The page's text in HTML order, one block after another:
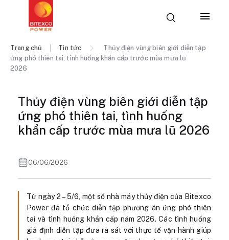
Trang chủ Tin tức
Thủy điện vùng biên giới diễn tập
ứng phó thiên tai, tình huống khẩn cấp trước mùa mưa lũ
2026
Thủy điện vùng biên giới diễn tập
ứng phó thiên tai, tình huống
khẩn cấp trước mùa mưa lũ 2026
06/06/2026
Từ ngày 2 – 5/6, một số nhà máy thủy điện của Bitexco
Power đã tổ chức diễn tập phương án ứng phó thiên
tai và tình huống khẩn cấp năm 2026. Các tình huống
giả định diễn tập đưa ra sát với thực tế vận hành giúp